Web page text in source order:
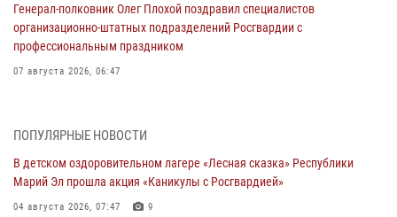
Генерал-полковник Олег Плохой поздравил специалистов
организационно-штатных подразделений Росгвардии с
профессиональным праздником
07 августа 2026, 06:47
Всероссийском семинаре в Нижнем Новгороде (видео)
07 августа 2026, 06:25 8 1
Команда «Росгвардия» принимает участие в военно-спортивном
ПОПУЛЯРНЫЕ НОВОСТИ
В детском оздоровительном лагере «Лесная сказка» Республики
Марий Эл прошла акция «Каникулы с Росгвардией»
04 августа 2026, 07:47 9